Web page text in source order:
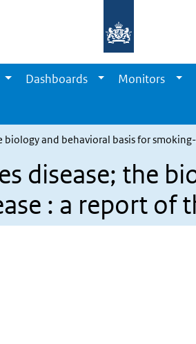
Dashboards
Monitors
biology and behavioral basis for
disease; the
: a report of